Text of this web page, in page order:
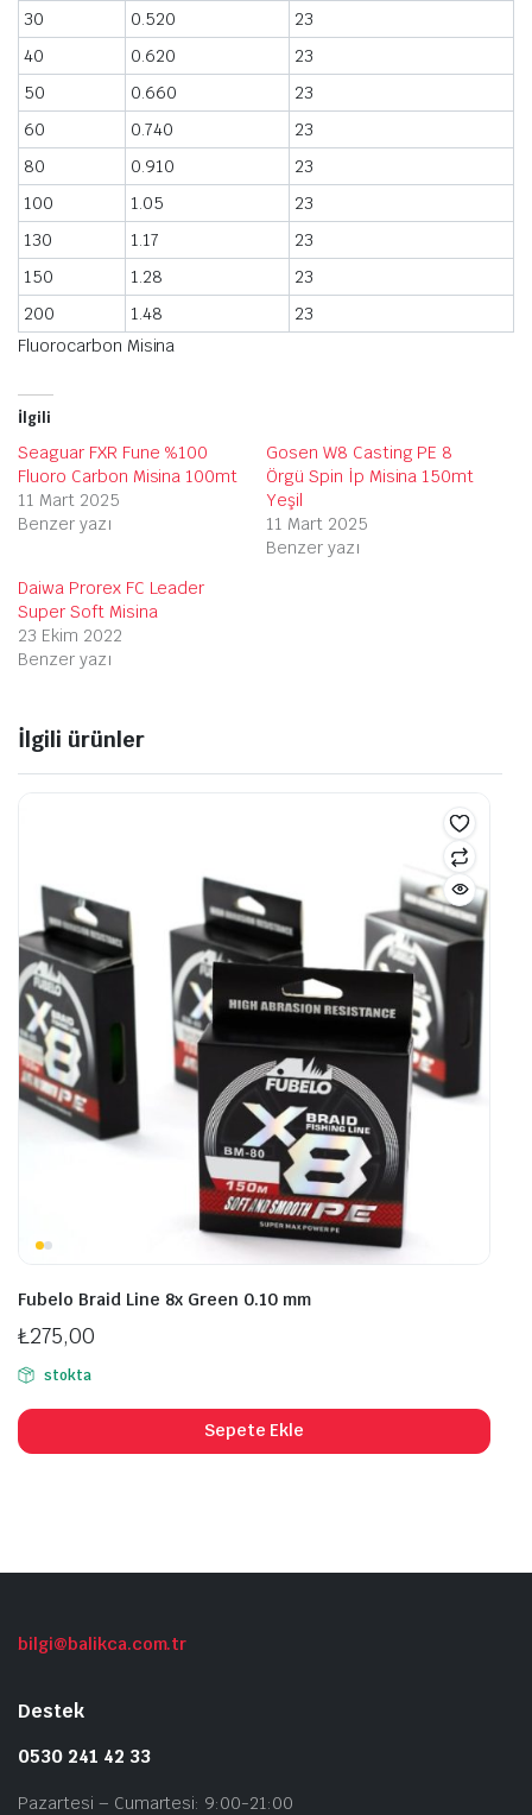
30 0.520
23
40
0.620
23
50
0.660
23
60
0.740
23
80
0.910
23
100
1.05
23
130
1.17
23
150
1.28
23
200
1.48
23
Fluorocarbon Misina
İlgili
Seaguar FXR Fune %100
Fluoro Carbon Misina 100mt
11 Mart 2025
Benzer yazı
Gosen W8 Casting PE 8
Örgü Spin İp Misina 150mt
Yeşil
11 Mart 2025
Benzer yazı
Daiwa Prorex FC Leader
Super Soft Misina
23 Ekim 2022
Benzer yazı
İlgili ürünler
Fubelo Braid Line 8x Green 0.10 mm
₺275,00
stokta
Sepete Ekle
bilgi@balikca.com.tr
Destek
0530 241 42 33
Pazartesi – Cumartesi: 9:00-21:00